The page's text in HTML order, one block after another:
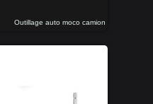
Outillage auto moco camion